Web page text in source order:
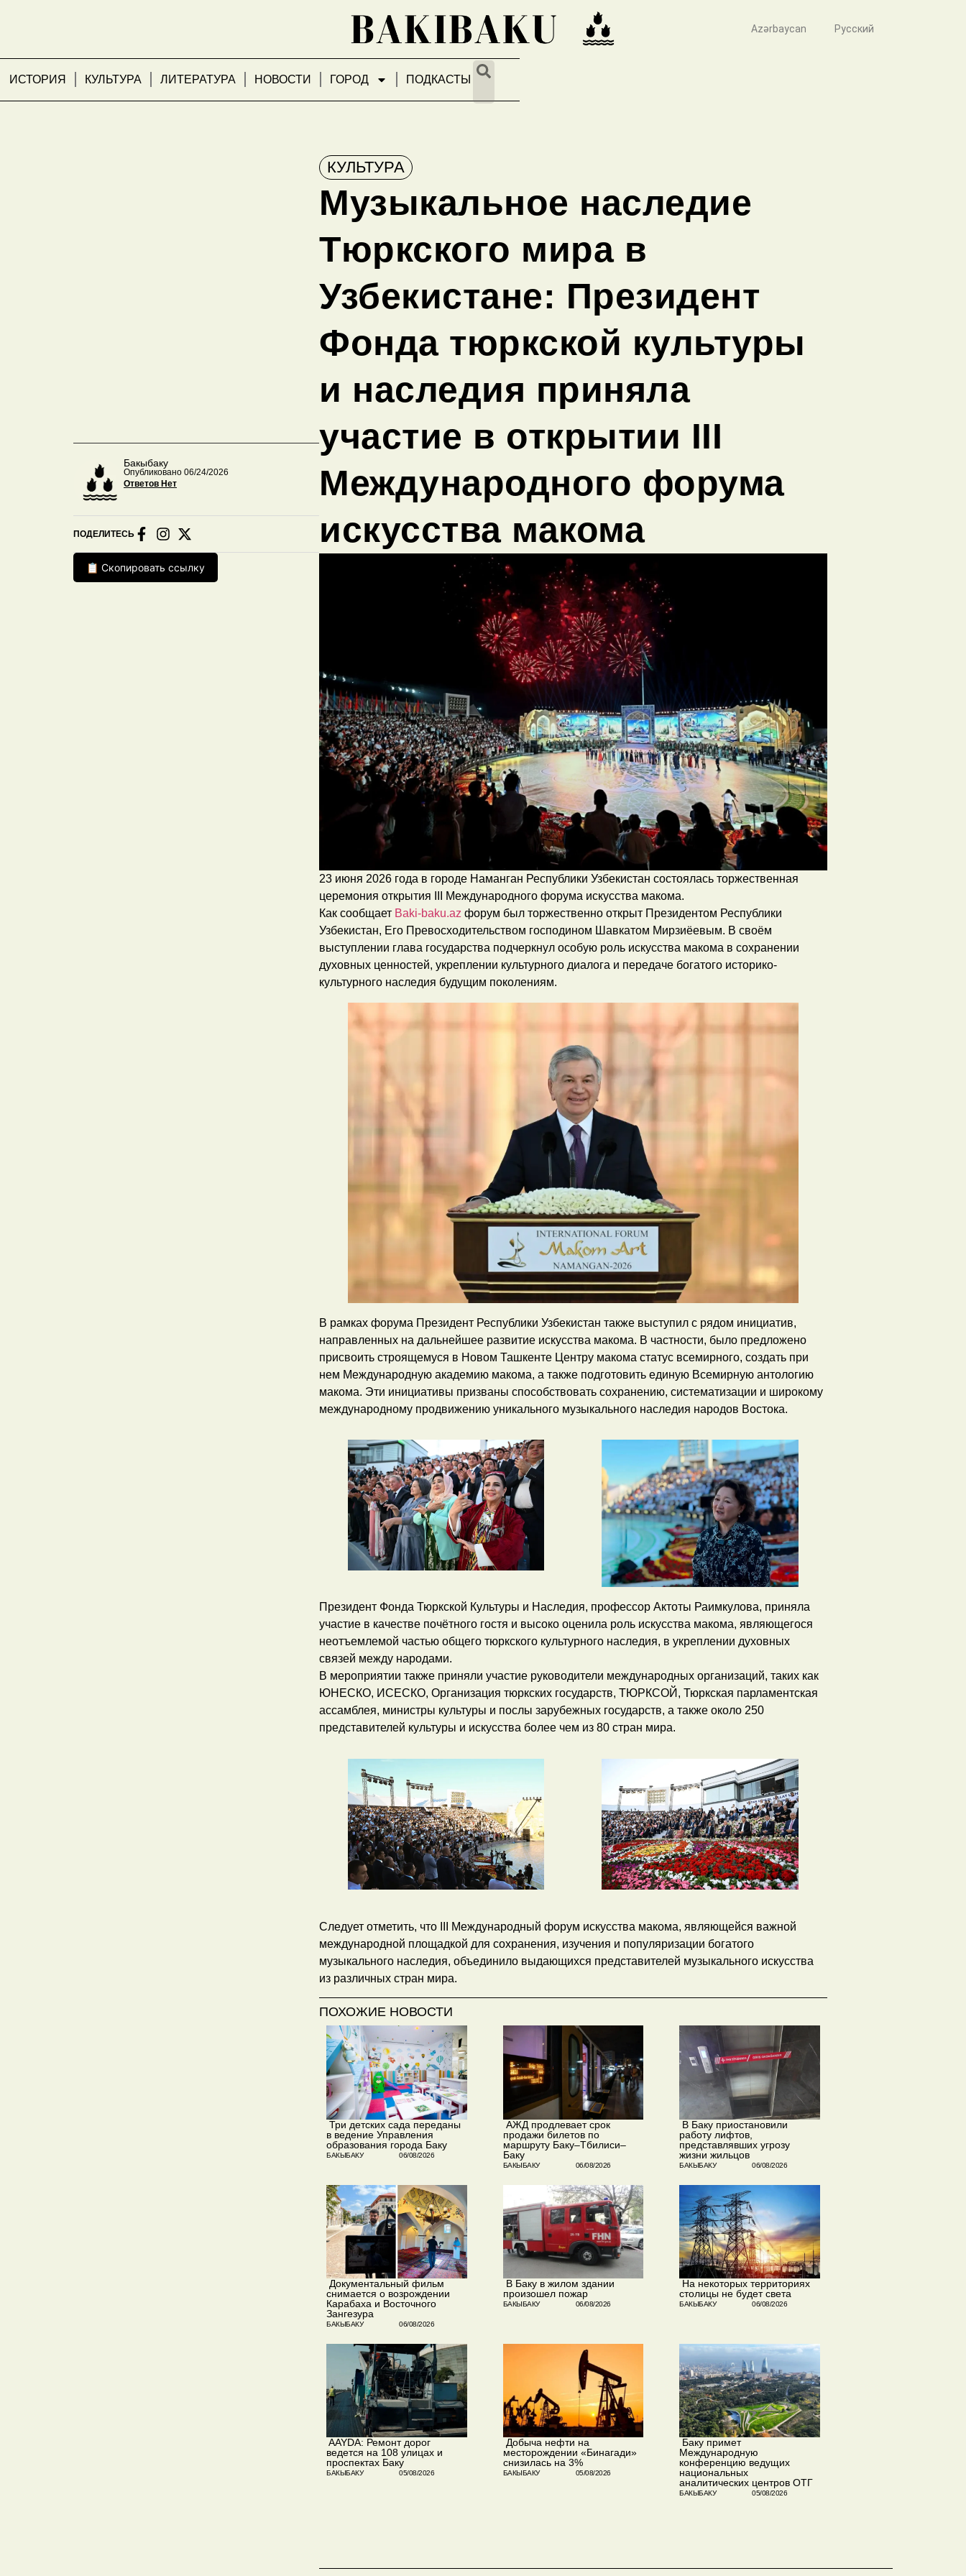
ИСТОРИЯ КУЛЬТУРА ЛИТЕРАТУРА НОВОСТИ ГОРОД ПОДКАСТЫ
Azərbaycan Русский
Бакыбаку
Опубликовано 06/24/2026
Ответов Нет
ПОДЕЛИТЕСЬ
📋 Скопировать ссылку
КУЛЬТУРА
Музыкальное наследие
Тюркского мира в
Узбекистане: Президент
Фонда тюркской культуры
и наследия приняла
участие в открытии III
Международного форума
искусства макома
23 июня 2026 года в городе Наманган Республики Узбекистан состоялась торжественная
церемония открытия III Международного форума искусства макома.
Как сообщает Baki-baku.az форум был торжественно открыт Президентом Республики
Узбекистан, Его Превосходительством господином Шавкатом Мирзиёевым. В своём
выступлении глава государства подчеркнул особую роль искусства макома в сохранении
духовных ценностей, укреплении культурного диалога и передаче богатого историко-
культурного наследия будущим поколениям.
В рамках форума Президент Республики Узбекистан также выступил с рядом инициатив,
направленных на дальнейшее развитие искусства макома. В частности, было предложено
присвоить строящемуся в Новом Ташкенте Центру макома статус всемирного, создать при
нем Международную академию макома, а также подготовить единую Всемирную антологию
макома. Эти инициативы призваны способствовать сохранению, систематизации и широкому
международному продвижению уникального музыкального наследия народов Востока.
Президент Фонда Тюркской Культуры и Наследия, профессор Актоты Раимкулова, приняла
участие в качестве почётного гостя и высоко оценила роль искусства макома, являющегося
неотъемлемой частью общего тюркского культурного наследия, в укреплении духовных
связей между народами.
В мероприятии также приняли участие руководители международных организаций, таких как
ЮНЕСКО, ИСЕСКО, Организация тюркских государств, ТЮРКСОЙ, Тюркская парламентская
ассамблея, министры культуры и послы зарубежных государств, а также около 250
представителей культуры и искусства более чем из 80 стран мира.
Следует отметить, что III Международный форум искусства макома, являющейся важной
международной площадкой для сохранения, изучения и популяризации богатого
музыкального наследия, объединило выдающихся представителей музыкального искусства
из различных стран мира.
ПОХОЖИЕ НОВОСТИ
​ Три детских сада переданы
в ведение Управления
образования города Баку
БАКЫБАКУ 06/08/2026
​ АЖД продлевает срок
продажи билетов по
маршруту Баку–Тбилиси–
Баку
БАКЫБАКУ 06/08/2026
​ В Баку приостановили
работу лифтов,
представлявших угрозу
жизни жильцов
БАКЫБАКУ 06/08/2026
​ Документальный фильм
снимается о возрождении
Карабаха и Восточного
Зангезура
БАКЫБАКУ 06/08/2026
​ В Баку в жилом здании
произошел пожар
БАКЫБАКУ 06/08/2026
​ На некоторых территориях
столицы не будет света
БАКЫБАКУ 06/08/2026
​ AAYDA: Ремонт дорог
ведется на 108 улицах и
проспектах Баку
БАКЫБАКУ 05/08/2026
​ Добыча нефти на
месторождении «Бинагади»
снизилась на 3%
БАКЫБАКУ 05/08/2026
​ Баку примет
Международную
конференцию ведущих
национальных
аналитических центров ОТГ
БАКЫБАКУ 05/08/2026